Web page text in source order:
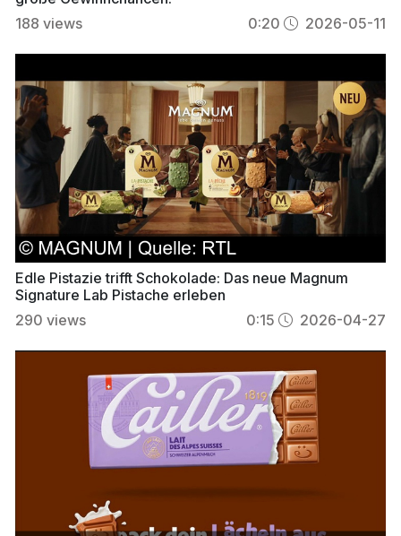
188 views 0:20 2026-05-11
Edle Pistazie trifft Schokolade: Das neue Magnum
Signature Lab Pistache erleben
290 views 0:15 2026-04-27